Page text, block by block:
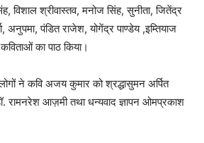
विशाल श्रीवास्तव, मनोज सिंह, सुनीता, जितेंद्र
अनुपमा, पंडित राजेश, योगेंद्र पाण्डेय ,इम्तियाज
का पाठ किया।
ने कवि अजय कुमार को श्रद्धासुमन अर्पित
रामनरेश आज़मी तथा धन्यवाद ज्ञापन ओमप्रकाश